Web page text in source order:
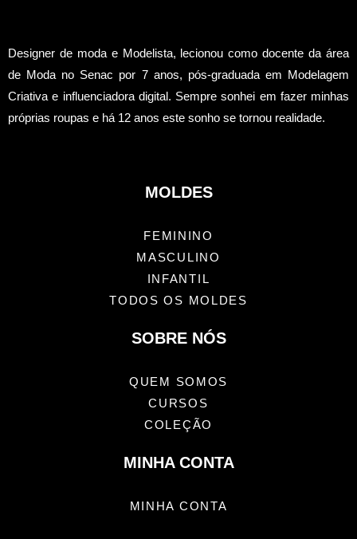
Designer de moda e Modelista, lecionou como docente da área
de Moda no Senac por 7 anos, pós-graduada em Modelagem
Criativa e influenciadora digital. Sempre sonhei em fazer minhas
próprias roupas e há 12 anos este sonho se tornou realidade.
MOLDES
FEMININO
MASCULINO
INFANTIL
TODOS OS MOLDES
SOBRE NÓS
QUEM SOMOS
CURSOS
COLEÇÃO
MINHA CONTA
MINHA CONTA